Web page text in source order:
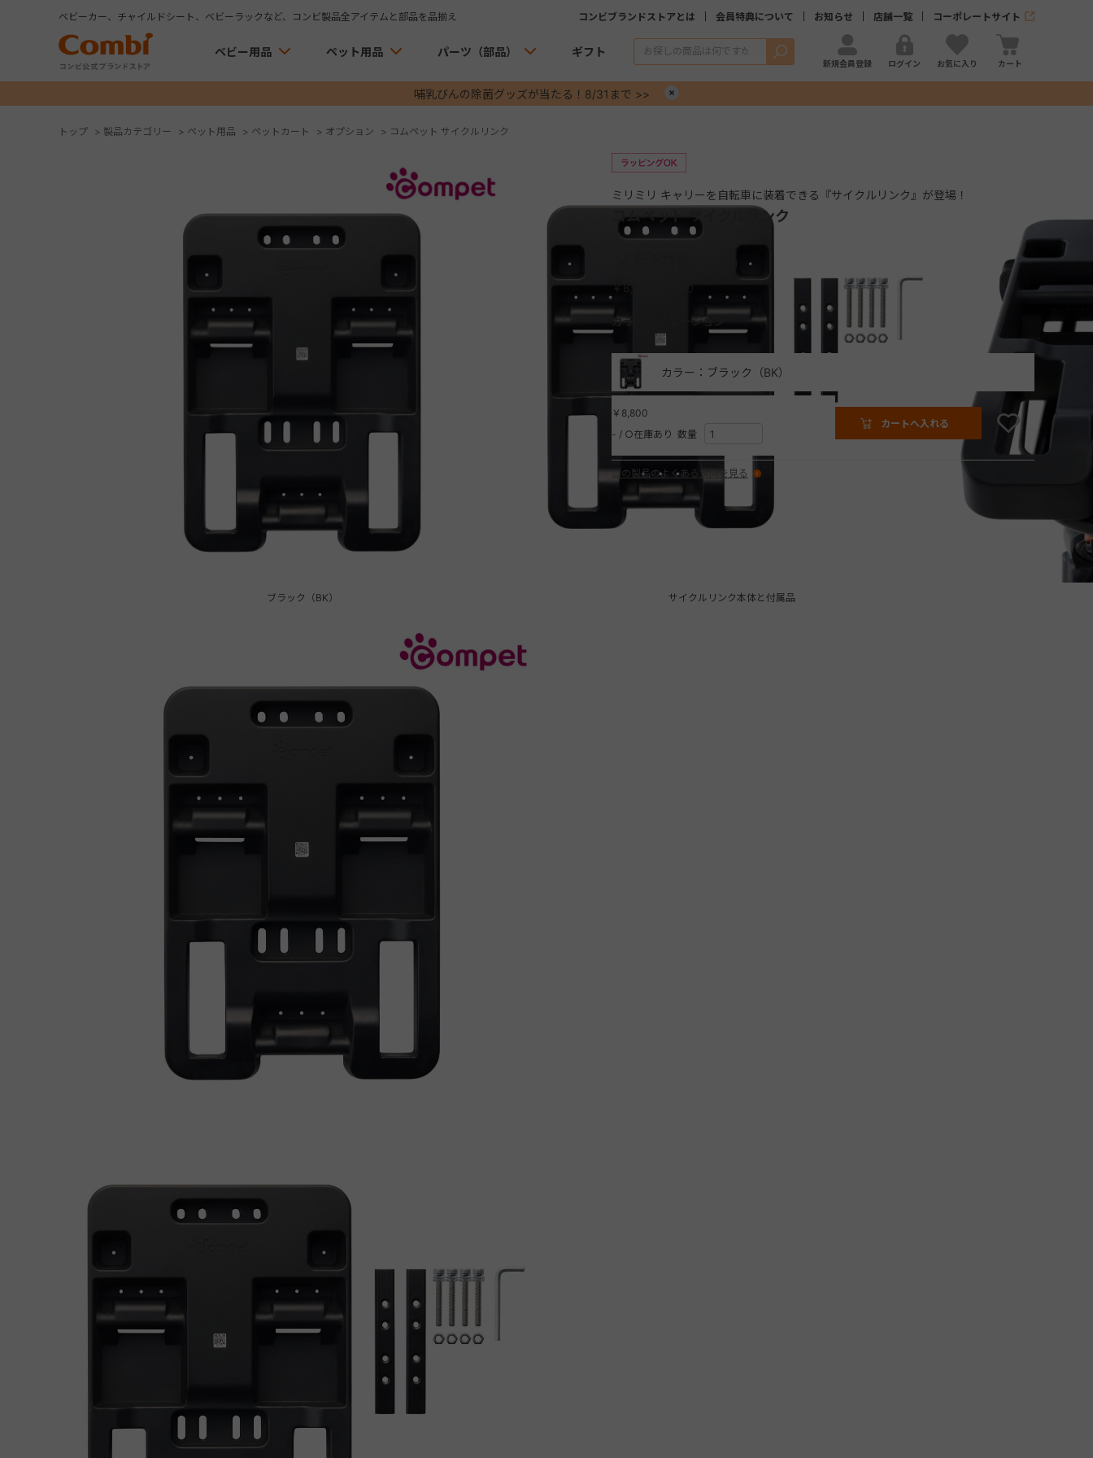
ベビーカー、チャイルドシート、ベビーラックなど、コンビ製品全アイテムと部品を品揃え コンビブランドストアとは 会員特典について お知らせ 店舗一覧 コーポレートサイト
ベビー用品 ペット用品 パーツ（部品） ギフト 検索
新規会員登録 ログイン お気に入り カート
哺乳びんの除菌グッズが当たる！8/31まで >>
トップ > 製品カテゴリー > ペット用品 > ペットカート > オプション > コムペット サイクルリンク
ブラック（BK） サイクルリンク本体と付属品
ミリミリ キャリーを自転車に装着できる『サイクルリンク』が登場！
コムペット サイクルリンク
カラーバリエーション
カラー：ブラック（BK）
￥8,800
- / ○在庫あり 数量
カートへ入れる
この製品のよくある質問を見る